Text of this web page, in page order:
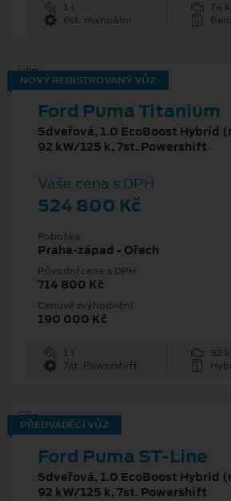
1 l
74
6st. manuální
NOVÝ REGISTROVANÝ VŮZ
Ford Puma Titanium
5dveřová, 1.0 EcoBoost Hybrid
92 kW/125 k, 7st. Powershift
Vaše cena s DPH
524 800 Kč
Pobočka
Praha-západ - Ořech
Původní cena s DPH
714 800 Kč
Cenové zvýhodnění
190 000 Kč
1 l
92
7st. Powershift
PŘEDVÁDĚCÍ VŮZ
Ford Puma ST-Line
5dveřová, 1.0 EcoBoost Hybrid
92 kW/125 k, 7st. Powershift